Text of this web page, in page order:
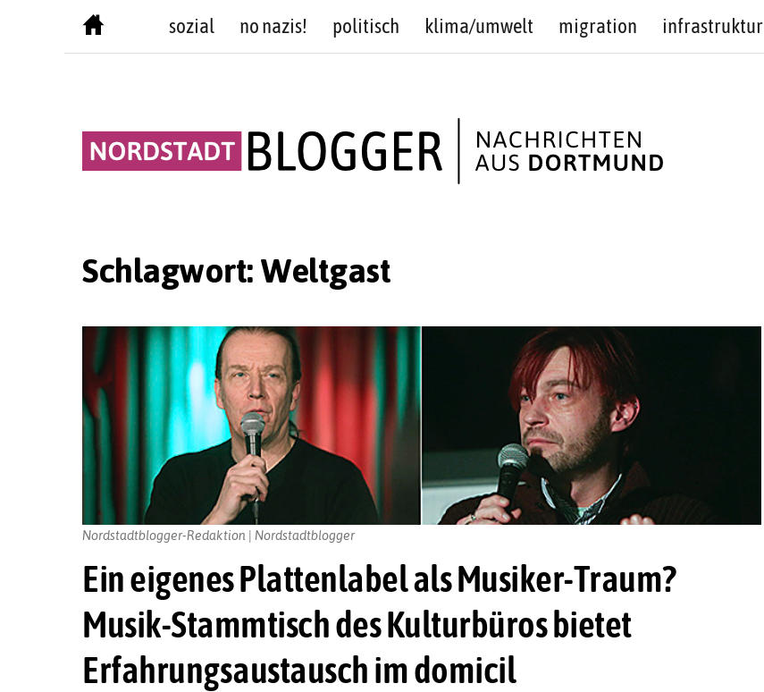
sozial no nazis! politisch klima/umwelt migration infrastruktur
Schlagwort:Weltgast
Ein eigenes Plattenlabel als Musiker-Traum?
Musik-Stammtisch des Kulturbüros bietet
Erfahrungsaustausch im domicil
Nordstadtblogger-Redaktion | Nordstadtblogger